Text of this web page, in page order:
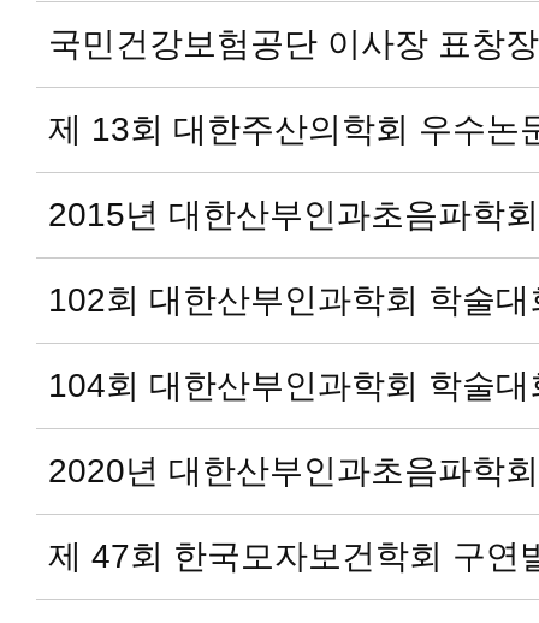
국민건강보험공단 이사장 표창
제 13회 대한주산의학회 우수논
2015년 대한산부인과초음파학
102회 대한산부인과학회 학술
104회 대한산부인과학회 학술
2020년 대한산부인과초음파학
제 47회 한국모자보건학회 구연